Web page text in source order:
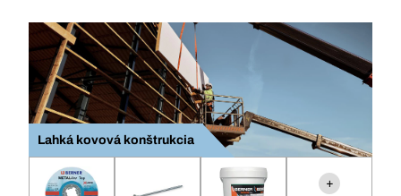
Lahká kovová konštrukcia
+